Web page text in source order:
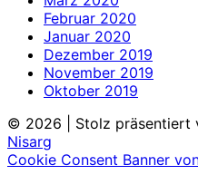
Februar 2020
Januar 2020
Dezember 2019
November 2019
Oktober 2019
© 2026
Stolz präsentiert
Nisarg
Cookie Consent Banner